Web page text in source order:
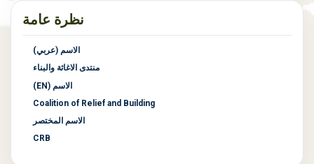
نظرة عامة
الاسم (عربي)
منتدى الاغاثة والبناء
الاسم (EN)
Coalition of Relief and Building
الاسم المختصر
CRB